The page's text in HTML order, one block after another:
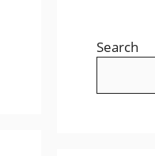
Search